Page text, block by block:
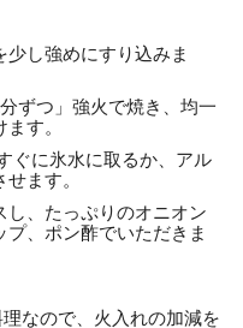
し強めにすり込みま
ずつ」強火で焼き、均一
す。
ぐに氷水に取るか、アル
ます。
、たっぷりのオニオン
プ、ポン酢でいただきま
なので、火入れの加減を